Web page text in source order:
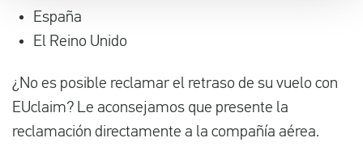
España
El Reino Unido
¿No es posible reclamar el retraso de su vuelo con
EUclaim? Le aconsejamos que presente la
reclamación directamente a la compañía aérea.